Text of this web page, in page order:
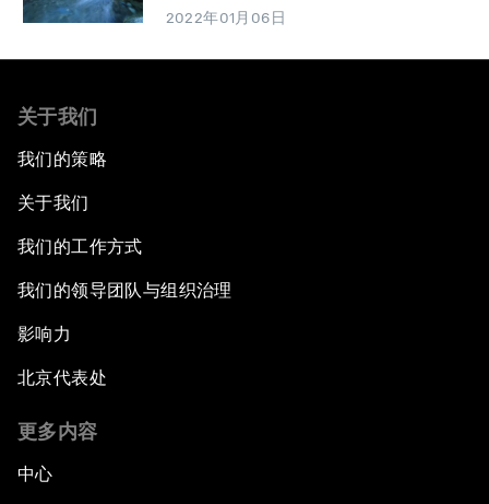
2022年01月06日
关于我们
我们的策略
关于我们
我们的工作方式
我们的领导团队与组织治理
影响力
北京代表处
更多内容
中心